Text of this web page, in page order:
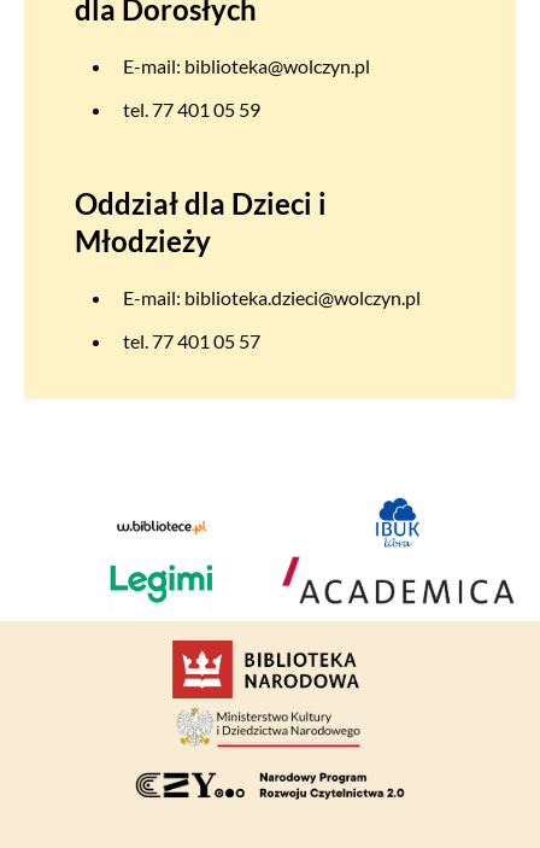
dla Dorosłych
E-mail: biblioteka@wolczyn.pl
tel. 77 401 05 59
Oddział dla Dzieci i
Młodzieży
E-mail: biblioteka.dzieci@wolczyn.pl
tel. 77 401 05 57